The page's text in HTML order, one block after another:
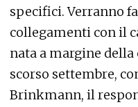
specifici. Verranno
collegamenti con il
nata a margine
scorso settembre,
Brinkmann, il